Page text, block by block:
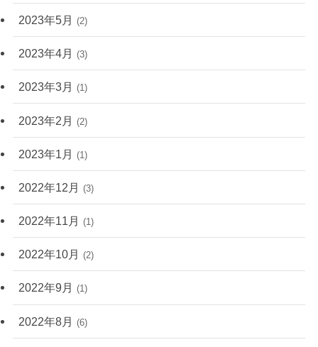
2023年5月 (2)
2023年4月 (3)
2023年3月 (1)
2023年2月 (2)
2023年1月 (1)
2022年12月 (3)
2022年11月 (1)
2022年10月 (2)
2022年9月 (1)
2022年8月 (6)